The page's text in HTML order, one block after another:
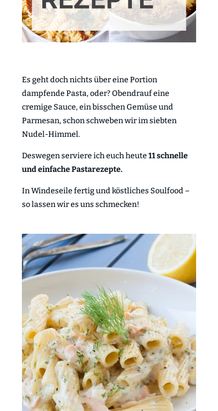
Es geht doch nichts über eine Portion
dampfende Pasta, oder? Obendrauf eine
cremige Sauce, ein bisschen Gemüse und
Parmesan, schon schweben wir im siebten
Nudel-Himmel.
Deswegen serviere ich euch heute 11 schnelle
und einfache Pastarezepte.
In Windeseile fertig und köstliches Soulfood –
so lassen wir es uns schmecken!